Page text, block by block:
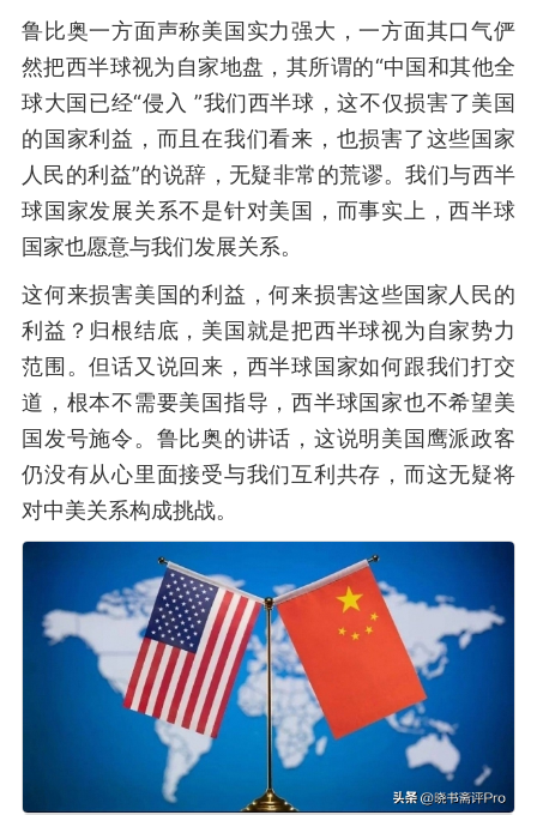
鲁比奥一方面声称美国实力强大，一方面其口气俨
然把西半球视为自家地盘，其所谓的“中国和其他全
球大国已经“侵入 ”我们西半球，这不仅损害了美国
的国家利益，而且在我们看来，也损害了这些国家
人民的利益”的说辞，无疑非常的荒谬。我们与西半
球国家发展关系不是针对美国，而事实上，西半球
国家也愿意与我们发展关系。
这何来损害美国的利益，何来损害这些国家人民的
利益？归根结底，美国就是把西半球视为自家势力
范围。但话又说回来，西半球国家如何跟我们打交
道，根本不需要美国指导，西半球国家也不希望美
国发号施令。鲁比奥的讲话，这说明美国鹰派政客
仍没有从心里面接受与我们互利共存，而这无疑将
对中美关系构成挑战。